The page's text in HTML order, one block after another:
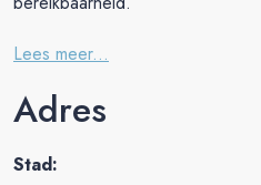
Lees meer...
Adres
Stad: